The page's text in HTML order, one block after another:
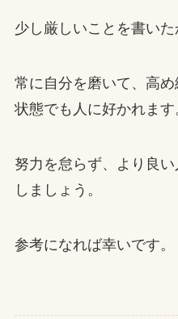
少し厳しいことを書いた
常に自分を磨いて、高
状態でも人に好かれます
努力を怠らず、より良
しましょう。
参考になれば幸いです。